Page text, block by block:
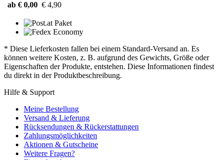
ab € 0,00 € 4,90
* Diese Lieferkosten fallen bei einem Standard-Versand an. Es
können weitere Kosten, z. B. aufgrund des Gewichts, Größe oder
Eigenschaften der Produkte, entstehen. Diese Informationen findest
du direkt in der Produktbeschreibung.
Hilfe & Support
Meine Bestellung
Versand & Lieferung
Rücksendungen & Rückerstattungen
Zahlungsmöglichkeiten
Aktionen & Gutscheine
Weitere Fragen?